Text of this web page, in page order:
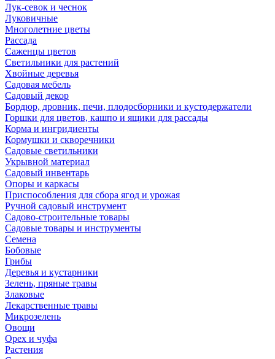
Лук-севок и чеснок
Луковичные
Многолетние цветы
Рассада
Саженцы цветов
Светильники для растений
Хвойные деревья
Садовая мебель
Садовый декор
Бордюр, дровник, печи, плодосборники и кустодержатели
Горшки для цветов, кашпо и ящики для рассады
Корма и ингридиенты
Кормушки и скворечники
Садовые светильники
Укрывной материал
Садовый инвентарь
Опоры и каркасы
Приспособления для сбора ягод и урожая
Ручной садовый инструмент
Садово-строительные товары
Садовые товары и инструменты
Семена
Бобовые
Грибы
Деревья и кустарники
Зелень, пряные травы
Злаковые
Лекарственные травы
Микрозелень
Овощи
Орех и чуфа
Растения